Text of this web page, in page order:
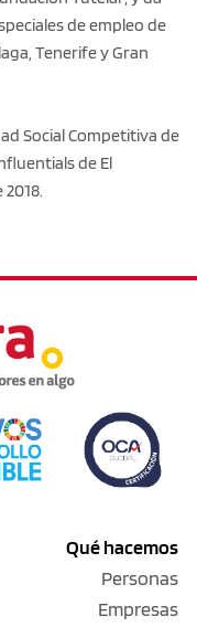
de empleo de
Tenerife y Gran
Social Competitiva de
de El
Qué hacemos
Personas
Empresas